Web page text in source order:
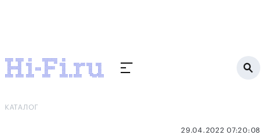
КАТАЛОГ
29.04.2022 07:20:08